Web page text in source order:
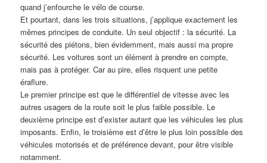
quand j’enfourche le vélo de course.
Et pourtant, dans les trois situations, j’applique exactement les
mêmes principes de conduite. Un seul objectif : la sécurité. La
sécurité des piétons, bien évidemment, mais aussi ma propre
sécurité. Les voitures sont un élément à prendre en compte,
mais pas à protéger. Car au pire, elles risquent une petite
éraflure.
Le premier principe est que le différentiel de vitesse avec les
autres usagers de la route soit le plus faible possible. Le
deuxième principe est d’exister autant que les véhicules les plus
imposants. Enfin, le troisième est d’être le plus loin possible des
véhicules motorisés et de préférence devant, pour être visible
notamment.